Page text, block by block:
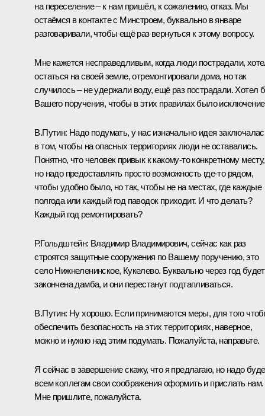
на переселение – к нам пришёл, к сожалению, отказ. Мы
остаёмся в контакте с Минстроем, буквально в январе
разговаривали, чтобы ещё раз вернуться к этому вопросу.
Мне кажется несправедливым, когда люди пострадали,
остаться на своей земле, отремонтировали дома, но так
случилось – не удержали воду, ещё раз пострадали. Хотел
Вашего поручения, чтобы в этих правилах было
В.Путин: Надо подумать, у нас изначально идея
в том, чтобы на опасных территориях люди не оставались.
Понятно, что человек привык к какому-то конкретному месту,
но надо предоставлять просто возможность где-то рядом,
чтобы удобно было, но так, чтобы не на местах, где каждые
полгода или каждый год паводок приходит. И что делать?
Каждый год ремонтировать?
Р.Гольдштейн: Владимир Владимирович, сейчас как раз
строятся защитные сооружения по Вашему поручению, это
село Нижнеленинское, Кукелево. Буквально через год будет
закончена дамба, и они перестанут подтапливаться.
В.Путин: Ну хорошо. Если принимаются меры, для того
обеспечить безопасность на этих территориях, наверное,
можно и нужно над этим подумать. Пожалуйста, направьте.
Я сейчас в завершение скажу, что я предлагаю, но надо
всем коллегам свои соображения оформить и прислать нам.
Мне пришлите, пожалуйста.